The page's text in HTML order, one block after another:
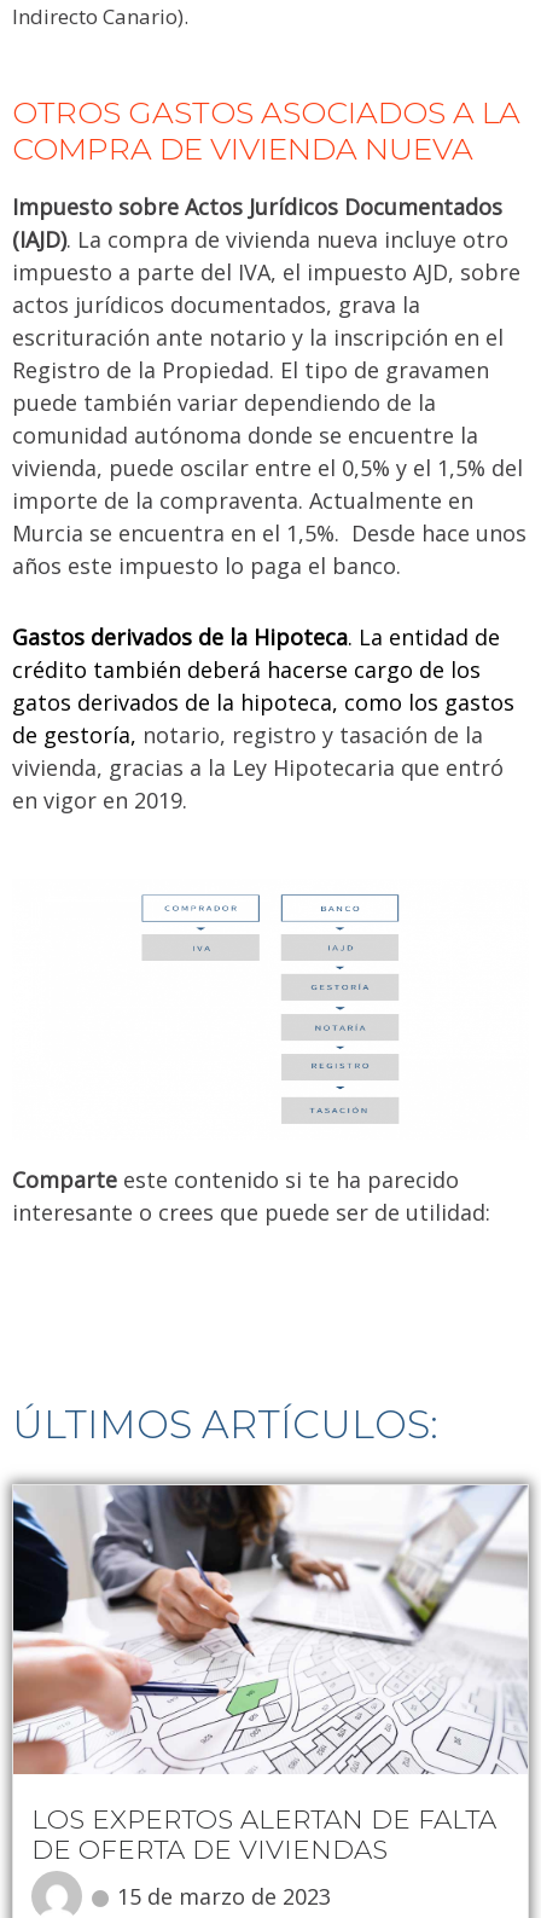
Indirecto Canario).
OTROS GASTOS ASOCIADOS A LA
COMPRA DE VIVIENDA NUEVA
Impuesto sobre Actos Jurídicos Documentados
(IAJD). La compra de vivienda nueva incluye otro
impuesto a parte del IVA, el impuesto AJD, sobre
actos jurídicos documentados, grava la
escrituración ante notario y la inscripción en el
Registro de la Propiedad. El tipo de gravamen
puede también variar dependiendo de la
comunidad autónoma donde se encuentre la
vivienda, puede oscilar entre el 0,5% y el 1,5% del
importe de la compraventa. Actualmente en
Murcia se encuentra en el 1,5%. Desde hace unos
años este impuesto lo paga el banco.
Gastos derivados de la Hipoteca. La entidad de
crédito también deberá hacerse cargo de los
gatos derivados de la hipoteca, como los gastos
de gestoría, notario, registro y tasación de la
vivienda, gracias a la Ley Hipotecaria que entró
en vigor en 2019.
Comparte este contenido si te ha parecido
interesante o crees que puede ser de utilidad:
ÚLTIMOS ARTÍCULOS:
LOS EXPERTOS ALERTAN DE FALTA
DE OFERTA DE VIVIENDAS
15 de marzo de 2023